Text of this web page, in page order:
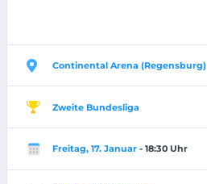
Continental Arena (Regensburg)
Zweite Bundesliga
Freitag, 17. Januar - 18:30 Uhr